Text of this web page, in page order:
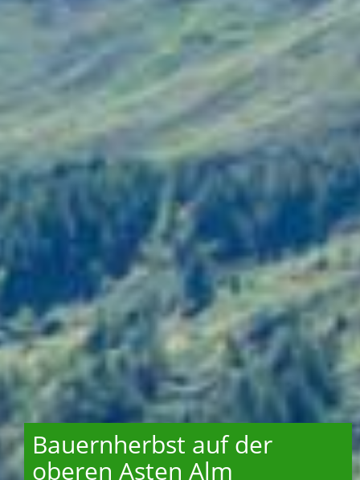
Bauernherbst auf der
oberen Asten Alm